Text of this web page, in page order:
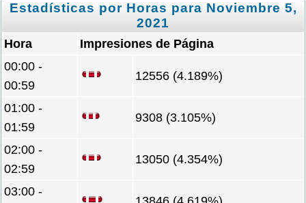
Estadísticas por Horas para Noviembre 5,
2021
Hora
Impresiones de Página
00:00 -
00:59
12556 (4.189%)
01:00 -
01:59
9308 (3.105%)
02:00 -
02:59
13050 (4.354%)
03:00 -